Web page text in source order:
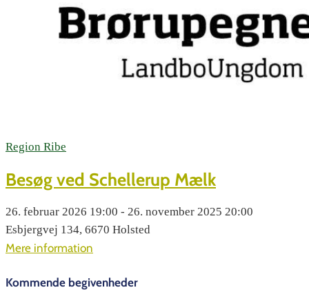
Region Ribe
Besøg ved Schellerup Mælk
26. februar 2026 19:00 - 26. november 2025 20:00
Esbjergvej 134, 6670 Holsted
Mere information
Kommende begivenheder